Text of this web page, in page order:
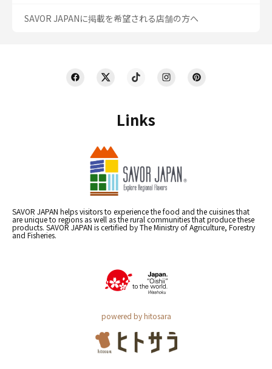
Links
SAVOR JAPAN helps visitors to experience the food and the cuisines that
are unique to regions as well as the rural communities that produce these
products. SAVOR JAPAN is certified by The Ministry of Agriculture, Forestry
and Fisheries.
powered by hitosara
SAVOR JAPANに掲載を希望される店舗の方へ